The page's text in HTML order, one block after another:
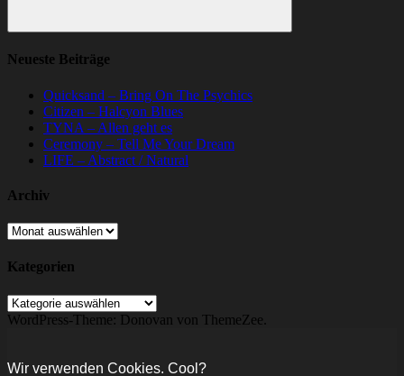
Suchen
Neueste Beiträge
Quicksand – Bring On The Psychics
Citizen – Halcyon Blues
TYNA – Allen geht es
Ceremony – Tell Me Your Dream
LIFE – Abstract / Natural
Archiv
Archiv
Kategorien
Kategorien
WordPress-Theme: Donovan von ThemeZee.
Wir verwenden Cookies. Cool?